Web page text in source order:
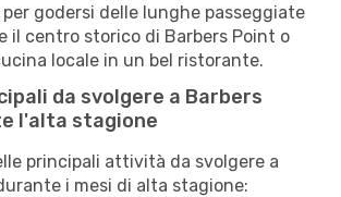
godersi delle lunghe passeggiate
il centro storico di Barbers Point o
locale in un bel ristorante.
da svolgere a Barbers
l'alta stagione
principali attività da svolgere a
i mesi di alta stagione: